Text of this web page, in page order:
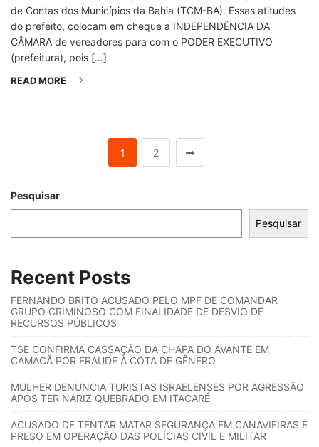
de Contas dos Municípios da Bahia (TCM-BA). Essas atitudes
do prefeito, colocam em cheque a INDEPENDÊNCIA DA
CÂMARA de vereadores para com o PODER EXECUTIVO
(prefeitura), pois […]
READ MORE
1 2
Pesquisar
Pesquisar
Recent Posts
FERNANDO BRITO ACUSADO PELO MPF DE COMANDAR
GRUPO CRIMINOSO COM FINALIDADE DE DESVIO DE
RECURSOS PÚBLICOS
TSE CONFIRMA CASSAÇÃO DA CHAPA DO AVANTE EM
CAMACÃ POR FRAUDE À COTA DE GÊNERO
MULHER DENUNCIA TURISTAS ISRAELENSES POR AGRESSÃO
APÓS TER NARIZ QUEBRADO EM ITACARÉ
ACUSADO DE TENTAR MATAR SEGURANÇA EM CANAVIEIRAS É
PRESO EM OPERAÇÃO DAS POLÍCIAS CIVIL E MILITAR